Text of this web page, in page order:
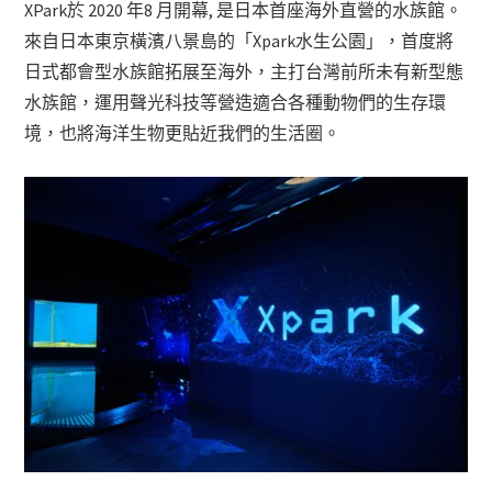
XPark於 2020 年8 月開幕, 是日本首座海外直營的水族館。
來自日本東京橫濱八景島的「Xpark水生公園」，首度將
日式都會型水族館拓展至海外，主打台灣前所未有新型態
水族館，運用聲光科技等營造適合各種動物們的生存環
境，也將海洋生物更貼近我們的生活圈。